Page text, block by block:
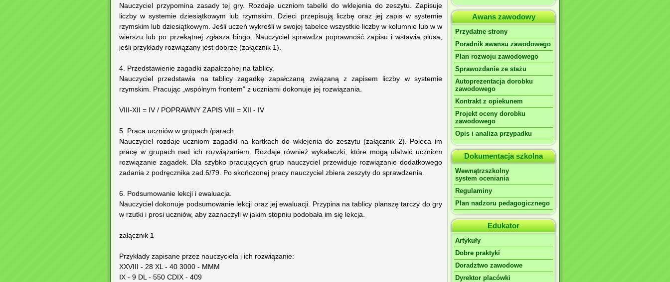
Nauczyciel przypomina zasady tej gry. Rozdaje uczniom tabelki do wklejenia do zeszytu. Zapisuje
liczby w systemie dziesiątkowym lub rzymskim. Dzieci przepisują liczbę oraz jej zapis w systemie
rzymskim lub dziesiątkowym. Jeśli uczeń wykreśli w swojej tabelce wszystkie liczby w kolumnie lub w w
wierszu lub po przekątnej zgłasza bingo. Nauczyciel sprawdza poprawność zapisu i wstawia plusa,
jeśli przykłady rozwiązany jest dobrze (załącznik 1).
4. Przedstawienie zagadki zapałczanej na tablicy.
Nauczyciel przedstawia na tablicy zagadkę zapałczaną związaną z zapisem liczby w systemie
rzymskim. Pracując „wspólnym frontem” z uczniami dokonuje jej rozwiązania.
VIII-XII = IV / POPRAWNY ZAPIS VIII = XII - IV
5. Praca uczniów w grupach /parach.
Nauczyciel rozdaje uczniom zagadki na kartkach do wklejenia do zeszytu (załącznik 2). Poleca im
pracę w grupach nad ich rozwiązaniem. Rozdaje również wykałaczki, które mogą ułatwić uczniom
rozwiązanie zagadek. Dla szybko pracujących grup nauczyciel przewiduje rozwiązanie dodatkowego
zadania z podręcznika zad.6/79. Po skończonej pracy nauczyciel zbiera zeszyty do sprawdzenia.
6. Podsumowanie lekcji i ewaluacja.
Nauczyciel dokonuje podsumowanie lekcji oraz jej ewaluacji. Przypina na tablicy planszę tarczy do gry
w rzutki i prosi uczniów, aby zaznaczyli w jakim stopniu podobała im się lekcja.
załącznik 1
Przykłady zapisane przez nauczyciela i ich rozwiązanie:
XXVIII - 28 XL - 40 3000 - MMM
IX - 9 DL - 550 CDIX - 409
Awans zawodowy
Przydatne strony
Poradnik awansu zawodowego
Plan rozwoju zawodowego
Sprawozdanie ze stażu
Autoprezentacja dorobku
zawodowego
Kontrakt z opiekunem
Projekt oceny dorobku
zawodowego
Opis i analiza przypadku
Dokumentacja szkolna
Wewnątrzszkolny
system oceniania
Regulaminy
Plan nadzoru pedagogicznego
Edukator
Artykuły
Dobre praktyki
Doradztwo zawodowe
Dyrektor placówki